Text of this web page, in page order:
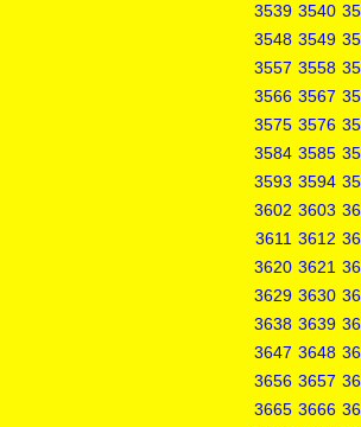
3539 3540
3548 3549
3557 3558
3566 3567
3575 3576
3584 3585
3593 3594
3602 3603
3611 3612
3620 3621
3629 3630
3638 3639
3647 3648
3656 3657
3665 3666